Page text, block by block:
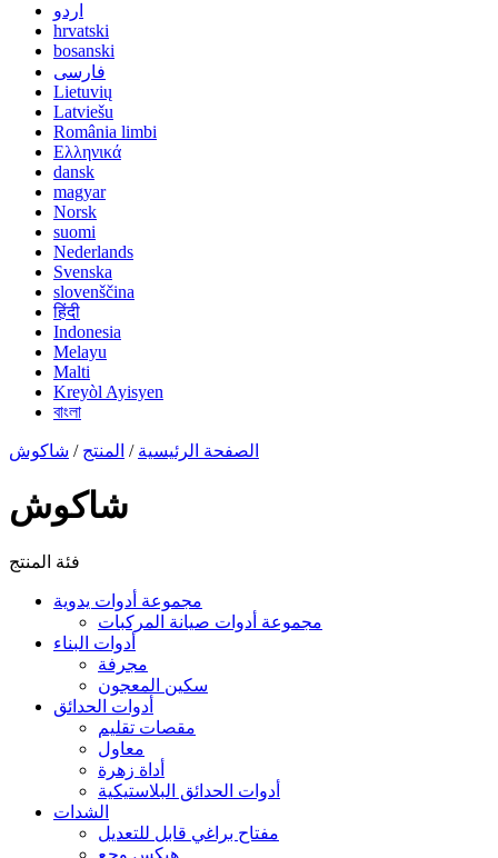
اردو
hrvatski
bosanski
فارسی
Lietuvių
Latviešu
România limbi
Ελληνικά
dansk
magyar
Norsk
suomi
Nederlands
Svenska
slovenščina
हिंदी
Indonesia
Melayu
Malti
Kreyòl Ayisyen
বাংলা
الصفحة الرئيسية / المنتج / شاكوش
شاكوش
فئة المنتج
مجموعة أدوات يدوية
مجموعة أدوات صيانة المركبات
أدوات البناء
مجرفة
سكين المعجون
أدوات الحدائق
مقصات تقليم
معاول
أداة زهرة
أدوات الحدائق البلاستيكية
الشدات
مفتاح براغي قابل للتعديل
هيكس وجع